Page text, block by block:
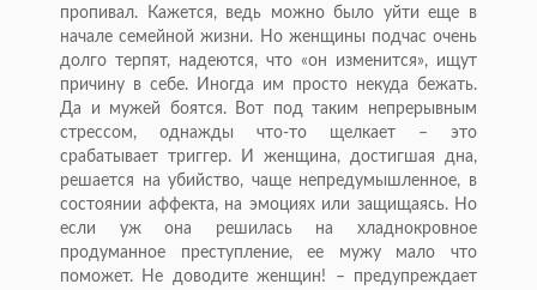
пропивал. Кажется, ведь можно было уйти еще в
начале семейной жизни. Но женщины подчас очень
долго терпят, надеются, что «он изменится», ищут
причину в себе. Иногда им просто некуда бежать.
Да и мужей боятся. Вот под таким непрерывным
стрессом, однажды что-то щелкает – это
срабатывает триггер. И женщина, достигшая дна,
решается на убийство, чаще непредумышленное, в
состоянии аффекта, на эмоциях или защищаясь. Но
если уж она решилась на хладнокровное
продуманное преступление, ее мужу мало что
поможет. Не доводите женщин! – предупреждает